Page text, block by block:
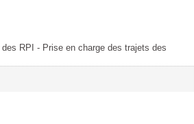
RPI - Prise en charge des trajets des